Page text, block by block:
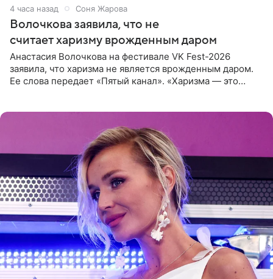
4 часа назад Соня Жарова
Волочкова заявила, что не
считает харизму врожденным даром
Анастасия Волочкова на фестивале VK Fest-2026
заявила, что харизма не является врожденным даром.
Ее слова передает «Пятый канал». «Харизма — это